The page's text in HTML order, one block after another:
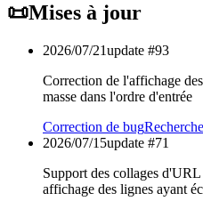
📜Mises à jour
2026/07/21update #93
Correction de l'affichage
masse dans l'ordre d'entrée
Correction de bug
2026/07/15update #71
Support des collages
affichage des lignes ayant